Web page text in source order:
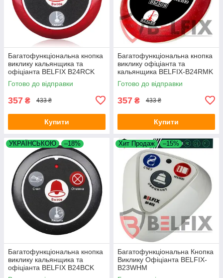
Багатофункціональна кнопка
виклику кальянщика та
офіціанта BELFIX B24RCK
Готово до відправки
357 ₴ 433 ₴
Купити
Багатофункціональна кнопка
виклику офіціанта та
кальянщика BELFIX-B24RMK
Готово до відправки
357 ₴ 433 ₴
Купити
УКРАЇНСЬКОЮ –18%
Багатофункціональна кнопка
виклику кальянщика та
офіціанта BELFIX B24BCK
Хит Продаж –15%
Багатофункціональна Кнопка
Виклику Офіціанта BELFIX-
B23WHM